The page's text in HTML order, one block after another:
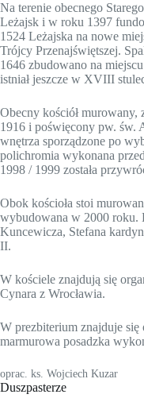
Na terenie obecnego
Leżajsk i w roku 1397
1524 Leżajska na nowe
Trójcy Przenajświętszej.
1646 zbudowano na
istniał jeszcze w XVIII
Obecny kościół
1916 i poświęcony pw. św.
wnętrza sporządzone po
polichromia wykonana
1998 / 1999 została
Obok kościoła stoi
wybudowana w 2000 roku.
Kuncewicza, Stefana
II.
W kościele znajdują się
Cynara z Wrocławia.
W prezbiterium znajduje się
marmurowa posadzka
oprac. ks. Wojciech Kuzar
Duszpasterze